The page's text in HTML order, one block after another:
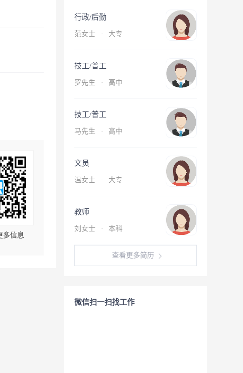
多信息
行政/后勤
范女士 · 大专
技工/普工
罗先生 · 高中
技工/普工
马先生 · 高中
文员
温女士 · 大专
教师
刘女士 · 本科
查看更多简历
微信扫一扫找工作